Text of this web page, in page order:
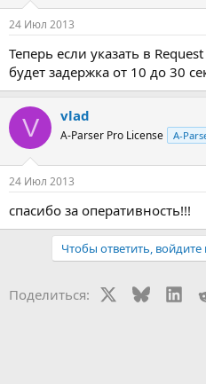
24 Июл 2013
Теперь если указать в
будет задержка от 10 до 30
V vlad
A-Parser Pro License A-
24 Июл 2013
спасибо за оперативность!!!
Чтобы ответить, войдите
Поделиться: Bluesky